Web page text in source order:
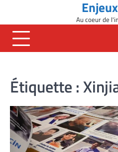
content
Au coeur de
Étiquette :